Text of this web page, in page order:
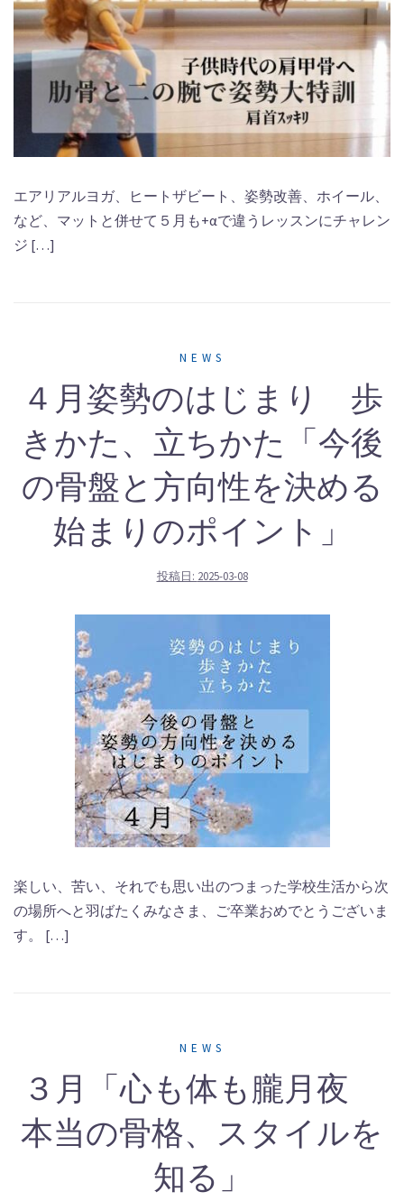
エアリアルヨガ、ヒートザビート、姿勢改善、ホイール、
など、マットと併せて５月も+αで違うレッスンにチャレン
ジ […]
NEWS
４月姿勢のはじまり 歩
きかた、立ちかた「今後
の骨盤と方向性を決める
始まりのポイント」
投稿日: 2025-03-08
楽しい、苦い、それでも思い出のつまった学校生活から次
の場所へと羽ばたくみなさま、ご卒業おめでとうございま
す。 […]
NEWS
３月「心も体も朧月夜
本当の骨格、スタイルを
知る」